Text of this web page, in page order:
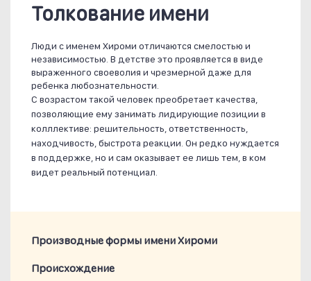
Толкование имени
Люди с именем Хироми отличаются смелостью и
независимостью. В детстве это проявляется в виде
выраженного своеволия и чрезмерной даже для
ребенка любознательности.
С возрастом такой человек преобретает качества,
позволяющие ему занимать лидирующие позиции в
колллективе: решительность, ответственность,
находчивость, быстрота реакции. Он редко нуждается
в поддержке, но и сам оказывает ее лишь тем, в ком
видет реальный потенциал.
Производные формы имени Хироми
Проиcхождение